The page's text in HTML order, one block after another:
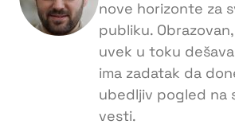
nove horizonte za
publiku.
uvek u toku
ima zadatak da
ubedljiv pogled na
vesti.